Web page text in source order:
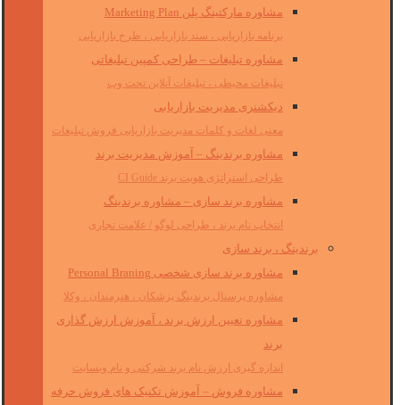
مشاوره مارکتینگ پلن Marketing Plan
برنامه بازاریابی ، سند بازاریابی ، طرح بازاریابی
مشاوره تبلیغات – طراحی کمپین تبلیغاتی
تبلیغات محیطی ، تبلیغات آنلاین تحت وب
دیکشنری مدیریت بازاریابی
معنی لغات و کلمات مدیریت بازاریابی فروش تبلیغات
مشاوره برندینگ – آموزش مدیریت برند
طراحی استراتژی هویت برند CI Guide
مشاوره برند سازی – مشاوره برندینگ
انتخاب نام برند ، طراحی لوگو / علامت تجاری
برندینگ ، برند سازی
مشاوره برند سازی شخصی Personal Braning
مشاوره پرسنال برندینگ پزشکان ، هنرمندان ، وکلا
مشاوره تعیین ارزش برند ، آموزش ارزش گذاری
برند
اندازه گیری ارزش نام برند شرکتی و نام وبسایت
مشاوره فروش – آموزش تکنیک های فروش حرفه